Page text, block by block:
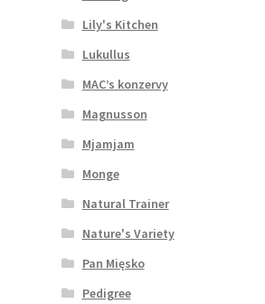
Lily's Kitchen
Lukullus
MAC’s konzervy
Magnusson
Mjamjam
Monge
Natural Trainer
Nature's Variety
Pan Mięsko
Pedigree